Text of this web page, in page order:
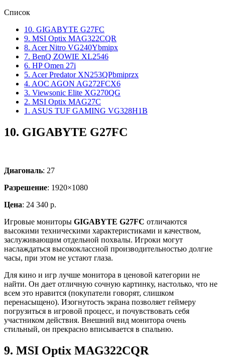
Список
10. GIGABYTE G27FC
9. MSI Optix MAG322CQR
8. Acer Nitro VG240Ybmipx
7. BenQ ZOWIE XL2546
6. HP Omen 27i
5. Acer Predator XN253QPbmiprzx
4. AOC AGON AG272FCX6
3. Viewsonic Elite XG270QG
2. MSI Optix MAG27C
1. ASUS TUF GAMING VG328H1B
10. GIGABYTE G27FC
Диагональ: 27
Разрешение: 1920×1080
Цена: 24 340 р.
Игровые мониторы GIGABYTE G27FC отличаются
высокими техническими характеристиками и качеством,
заслуживающим отдельной похвалы. Игроки могут
наслаждаться высококлассной производительностью долгие
часы, при этом не устают глаза.
Для кино и игр лучше монитора в ценовой категории не
найти. Он дает отличную сочную картинку, настолько, что не
всем это нравится (покупатели говорят, слишком
перенасыщено). Изогнутость экрана позволяет геймеру
погрузиться в игровой процесс, и почувствовать себя
участником действия. Внешний вид монитора очень
стильный, он прекрасно вписывается в спальню.
9. MSI Optix MAG322CQR